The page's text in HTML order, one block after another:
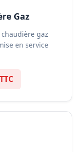
Gaz
gaz
en service